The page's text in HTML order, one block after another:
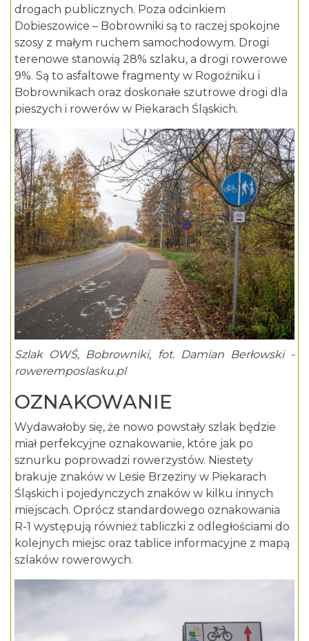
drogach publicznych. Poza odcinkiem
Dobieszowice – Bobrowniki są to raczej spokojne
szosy z małym ruchem samochodowym. Drogi
terenowe stanowią 28% szlaku, a drogi rowerowe
9%. Są to asfaltowe fragmenty w Rogoźniku i
Bobrownikach oraz doskonałe szutrowe drogi dla
pieszych i rowerów w Piekarach Śląskich.
Szlak OWŚ, Bobrowniki, fot. Damian Berłowski -
roweremposlasku.pl
OZNAKOWANIE
Wydawałoby się, że nowo powstały szlak będzie
miał perfekcyjne oznakowanie, które jak po
sznurku poprowadzi rowerzystów. Niestety
brakuje znaków w Lesie Brzeziny w Piekarach
Śląskich i pojedynczych znaków w kilku innych
miejscach. Oprócz standardowego oznakowania
R-1 występują również tabliczki z odległościami do
kolejnych miejsc oraz tablice informacyjne z mapą
szlaków rowerowych.